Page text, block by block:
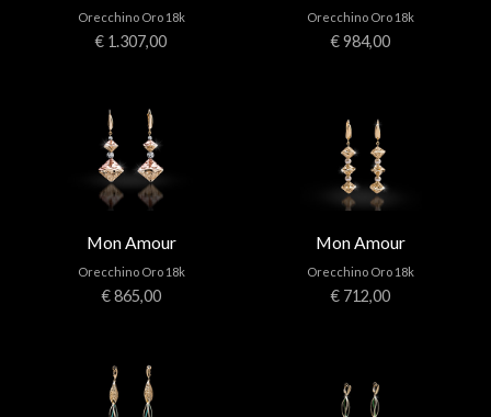
Orecchino Oro 18k
€ 1.307,00
Orecchino Oro 18k
€ 984,00
Mon Amour
Orecchino Oro 18k
€ 865,00
Mon Amour
Orecchino Oro 18k
€ 712,00